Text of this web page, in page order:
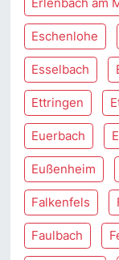
Erlenbach am
Eschenlohe
Esselbach
Ettringen
Euerbach
Eußenheim
Falkenfels
Faulbach